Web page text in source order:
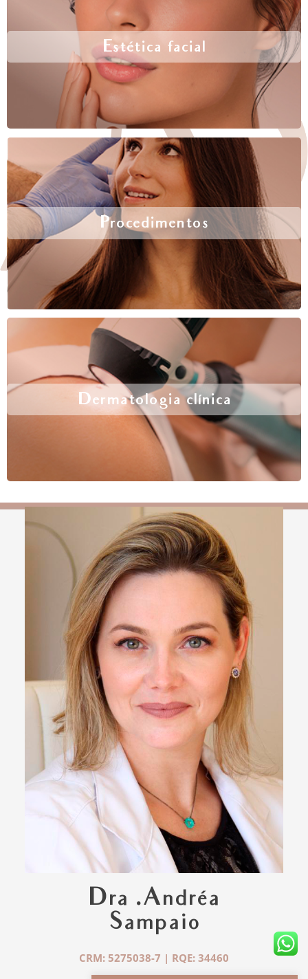
Estética facial
Procedimentos
Dermatologia clínica
Dra .Andréa
Sampaio
CRM: 5275038-7 | RQE: 34460